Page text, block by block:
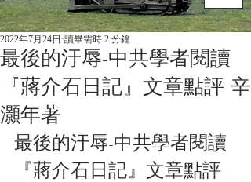
最後的汙辱-中共學者閱讀
『蔣介石日記』文章點評 辛
灝年著
2022年7月24日 讀畢需時 2 分鐘
最後的汙辱-中共學者閱讀
『蔣介石日記』文章點評